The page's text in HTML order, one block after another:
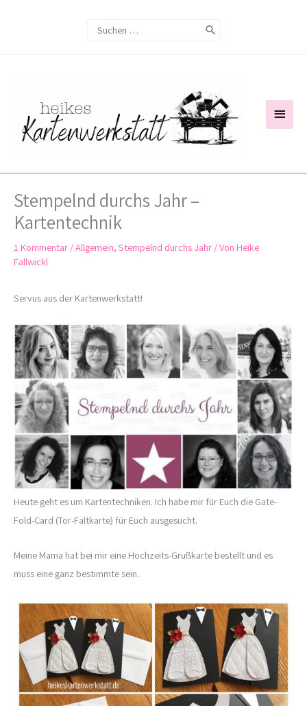
Search
Stempelnd durchs Jahr –
Kartentechnik
1 Kommentar /Allgemein, Stempelnd durchs Jahr / Von Heike
Fallwickl
Servus aus der Kartenwerkstatt!
Heute geht es um Kartentechniken. Ich habe mir für Euch die Gate-
Fold-Card (Tor-Faltkarte) für Euch ausgesucht.
Meine Mama hat bei mir eine Hochzeits-Grußkarte bestellt und es
muss eine ganz bestimmte sein.